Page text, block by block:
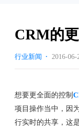
营销云
从营销获客到商机转化
渠道云
融合分公司、经销商
涵盖多种售前/后服务
涵盖多种售前/后服务
挖现有客户价值以
传媒企业自身由
展，对其内部控
互联网等相关信
互联网金融模式
以CRM产品为基础的
CRM的
行业新闻 · 2016-06-
想要更全面的控制
项目操作当中，因
行实时的共享，这